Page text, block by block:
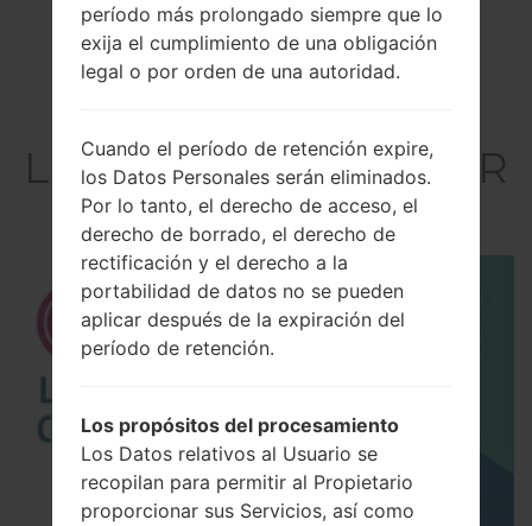
LGH820PR(LGH820PR
) akaLG G5
período más prolongado siempre que lo
exija el cumplimiento de una obligación
legal o por orden de una autoridad.
Cuando el período de retención expire,
los Datos Personales serán eliminados.
Por lo tanto, el derecho de acceso, el
derecho de borrado, el derecho de
rectificación y el derecho a la
portabilidad de datos no se pueden
aplicar después de la expiración del
período de retención.
Los propósitos del procesamiento
Los Datos relativos al Usuario se
recopilan para permitir al Propietario
proporcionar sus Servicios, así como